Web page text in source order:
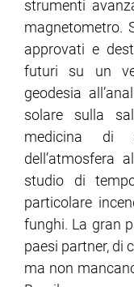
strumenti
magnetometro.
approvati e
futuri su un
geodesia
solare sulla
medicina di
dell’atmosfera
studio di
particolare
funghi. La gran
paesi partner, di
ma non